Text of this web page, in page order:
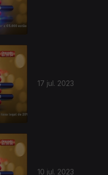
17 jul. 2023
10 jul. 2023